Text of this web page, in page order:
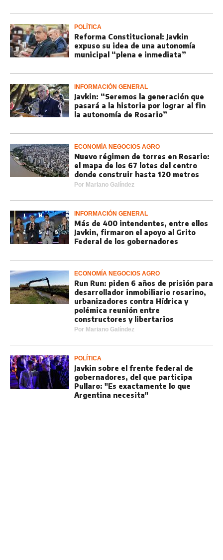
POLÍTICA
Reforma Constitucional: Javkin
expuso su idea de una autonomía
municipal “plena e inmediata”
INFORMACIÓN GENERAL
Javkin: “Seremos la generación que
pasará a la historia por lograr al fin
la autonomía de Rosario”
ECONOMÍA NEGOCIOS AGRO
Nuevo régimen de torres en Rosario:
el mapa de los 67 lotes del centro
donde construir hasta 120 metros
Por Mariano Galíndez
INFORMACIÓN GENERAL
Más de 400 intendentes, entre ellos
Javkin, firmaron el apoyo al Grito
Federal de los gobernadores
ECONOMÍA NEGOCIOS AGRO
Run Run: piden 6 años de prisión para
desarrollador inmobiliario rosarino,
urbanizadores contra Hídrica y
polémica reunión entre
constructores y libertarios
Por Mariano Galíndez
POLÍTICA
Javkin sobre el frente federal de
gobernadores, del que participa
Pullaro: "Es exactamente lo que
Argentina necesita"